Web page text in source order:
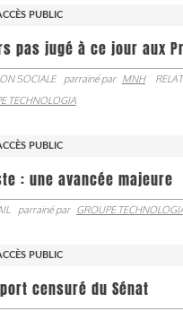
PUBLIC
pas jugé à ce jour aux
SOCIALE parrainé par MNH
TECHNOLOGIA
PUBLIC
: une avancée majeure
parrainé par GROUPE
PUBLIC
censuré du Sénat